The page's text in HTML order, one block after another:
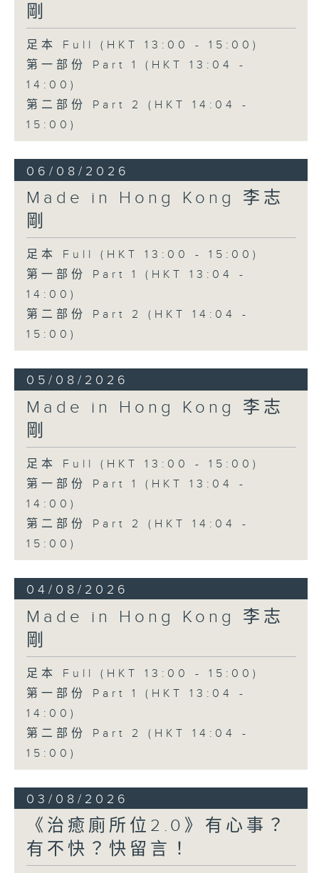
剛
足本 Full (HKT 13:00 - 15:00)
第一部份 Part 1 (HKT 13:04 -
14:00)
第二部份 Part 2 (HKT 14:04 -
15:00)
06/08/2026
Made in Hong Kong 李志
剛
足本 Full (HKT 13:00 - 15:00)
第一部份 Part 1 (HKT 13:04 -
14:00)
第二部份 Part 2 (HKT 14:04 -
15:00)
05/08/2026
Made in Hong Kong 李志
剛
足本 Full (HKT 13:00 - 15:00)
第一部份 Part 1 (HKT 13:04 -
14:00)
第二部份 Part 2 (HKT 14:04 -
15:00)
04/08/2026
Made in Hong Kong 李志
剛
足本 Full (HKT 13:00 - 15:00)
第一部份 Part 1 (HKT 13:04 -
14:00)
第二部份 Part 2 (HKT 14:04 -
15:00)
03/08/2026
《治癒廁所位2.0》有心事？
有不快？快留言！